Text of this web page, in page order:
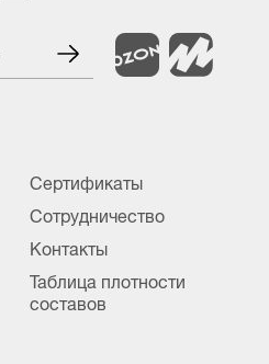
Сертификаты
Сотрудничество
Контакты
Таблица плотности
составов